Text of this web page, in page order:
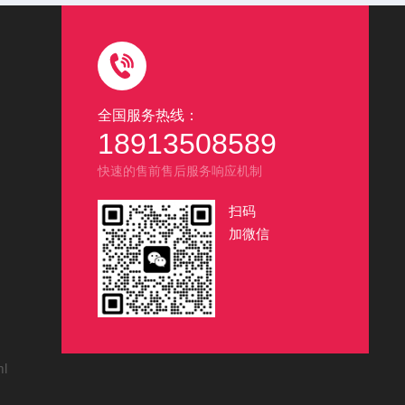
全国服务热线：
18913508589
快速的售前售后服务响应机制
扫码
加微信